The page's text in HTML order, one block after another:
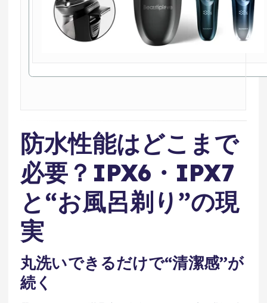
防水性能はどこまで
必要？IPX6・IPX7
と“お風呂剃り”の現
実
丸洗いできるだけで“清潔感”が
続く